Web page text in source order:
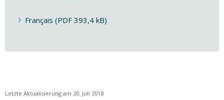
Français (PDF 393,4 kB)
Letzte Aktualisierung am 20. Juli 2018